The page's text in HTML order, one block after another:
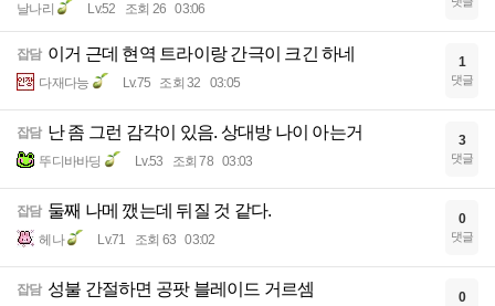
날나리 Lv.52 조회 26 03:06
잡담 이거 근데 현역 트라이랑 간극이 크긴 하네
다재다능 Lv.75 조회 32 03:05
1
댓글
잡담 난 좀 그런 감각이 있음. 상대방 나이 아는거
뚜디바바딩 Lv.53 조회 78 03:03
3
댓글
잡담 둘째 나메 깼는데 뒤질 것 같다.
헤나 Lv.71 조회 63 03:02
0
댓글
잡담 성불 간절하면 공팟 블레이드 거르셈 0